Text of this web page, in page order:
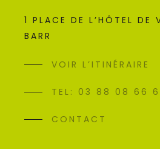
1 PLACE DE L’HÔTEL
BARR
VOIR L’ITINÉRAIRE
TEL: 03 88 08 66
CONTACT